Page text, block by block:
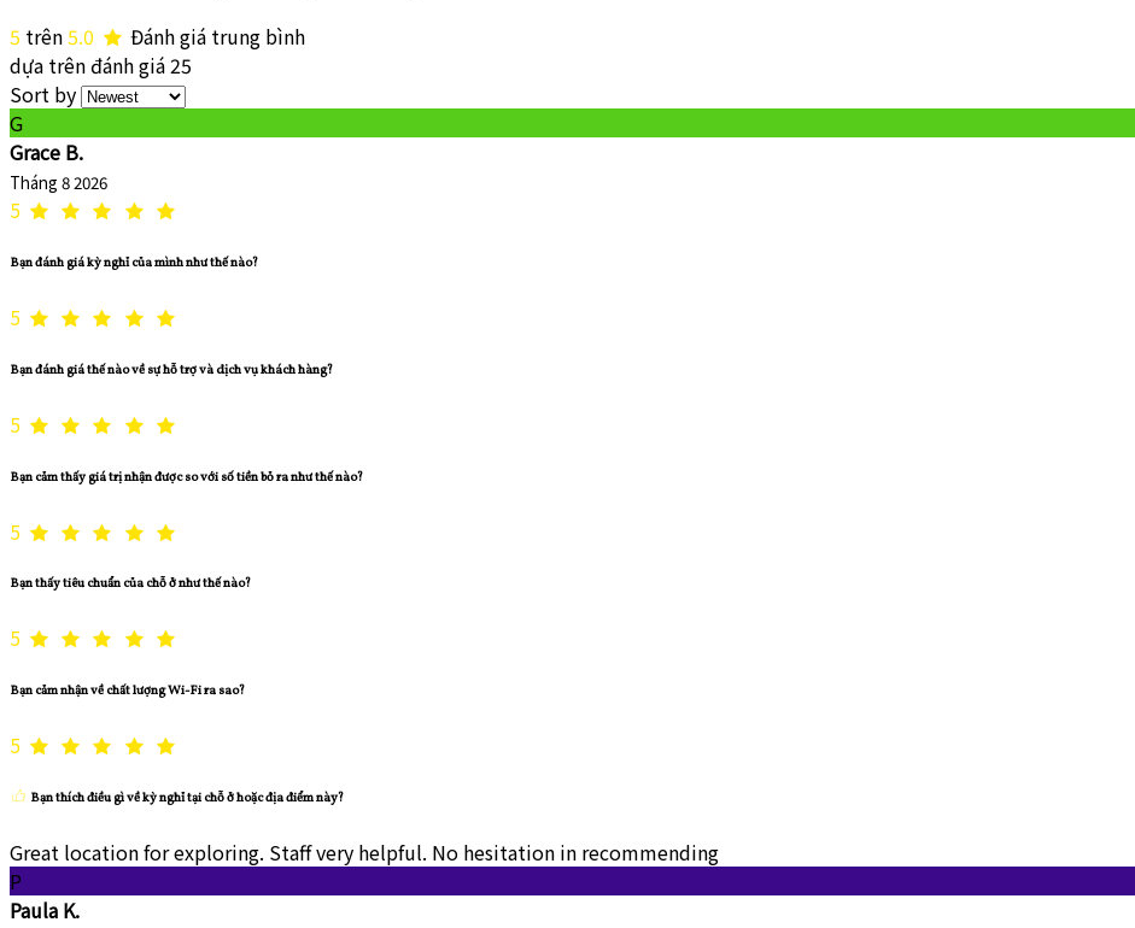
5 trên5.0
Đánh giá trung bình
dựa trên đánh giá 25
Sort by
G
Grace B.
Tháng 8 2026
5
Bạn đánh giá kỳ nghỉ của mình như thế nào?
5
Bạn đánh giá thế nào về sự hỗ trợ và dịch vụ khách hàng?
5
Bạn cảm thấy giá trị nhận được so với số tiền bỏ ra như thế nào?
5
Bạn thấy tiêu chuẩn của chỗ ở như thế nào?
5
Bạn cảm nhận về chất lượng Wi-Fi ra sao?
5
Bạn thích điều gì về kỳ nghỉ tại chỗ ở hoặc địa điểm này?
Great location for exploring. Staff very helpful. No hesitation in recommending
P
Paula K.